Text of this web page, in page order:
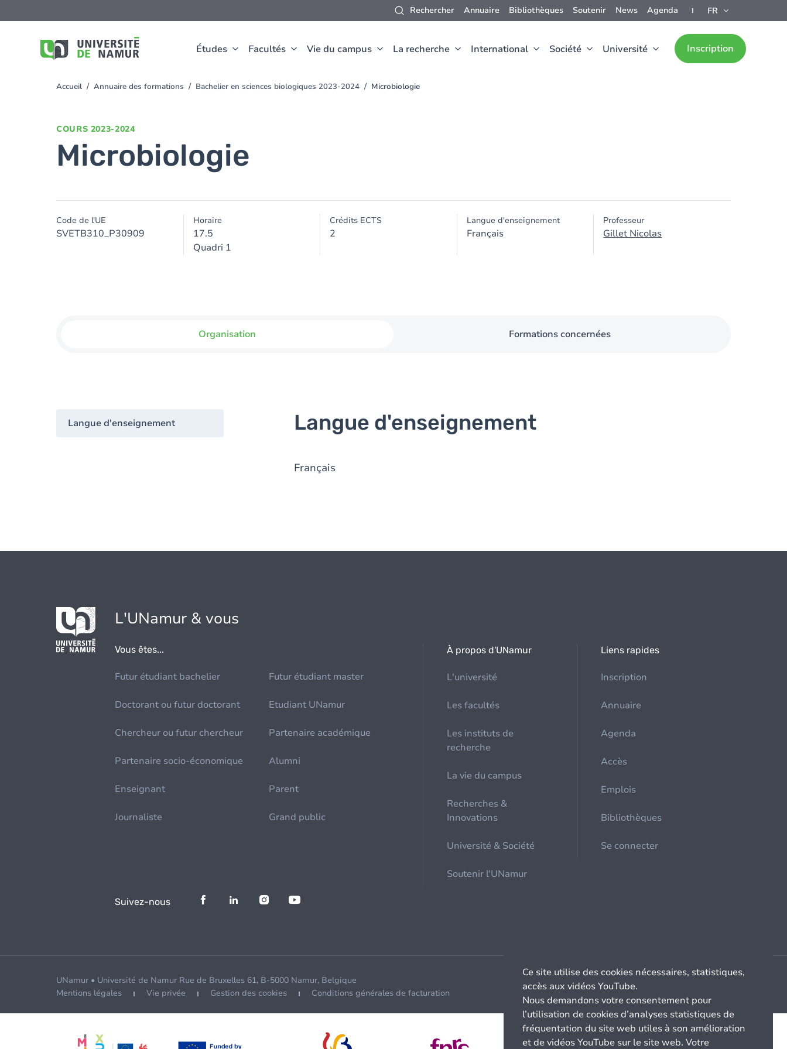
Rechercher Annuaire Bibliothèques Soutenir News Agenda FR
Études Facultés Vie du campus La recherche International Société Université Inscription
au
You
Accueil Annuaire des formations Bachelier en sciences biologiques 2023-2024 Microbiologie
COURS 2023-2024
Microbiologie
Code de l'UE
SVETB310_P30909
Horaire
17.5
Quadri 1
Crédits ECTS
2
Langue d'enseignement
Français
Professeur
Gillet Nicolas
Organisation Formations concernées
Langue d'enseignement Langue d'enseignement
Français
L'UNamur & vous
Vous êtes...
Futur étudiant bachelier Futur étudiant master
Doctorant ou futur doctorant Etudiant UNamur
Chercheur ou futur chercheur Partenaire académique
Partenaire socio-économique Alumni
Enseignant Parent
Journaliste Grand public
À propos d'UNamur
L'université
Les facultés
Les instituts de
recherche
La vie du campus
Recherches &
Innovations
Université & Société
Soutenir l'UNamur
Liens rapides
Inscription
Annuaire
Agenda
Accès
Emplois
Bibliothèques
Se connecter
Suivez-nous
UNamur • Université de Namur Rue de Bruxelles 61, B-5000 Namur, Belgique
Mentions légales
Vie privée Gestion des cookies Conditions générales de facturation
Ce site utilise des cookies nécessaires, statistiques,
accès aux vidéos YouTube.
Nous demandons votre consentement pour
l’utilisation de cookies d’analyses statistiques de
fréquentation du site web utiles à son amélioration
et de vidéos YouTube sur le site web. Votre